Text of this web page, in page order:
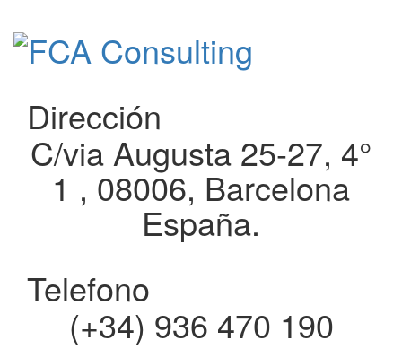
Dirección
C/via Augusta 25-27, 4°
1 , 08006, Barcelona
España.
Telefono
(+34) 936 470 190